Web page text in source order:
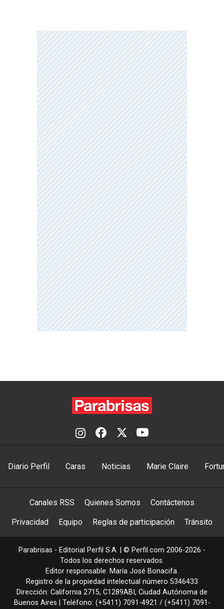
Diario Perfil Caras Noticias Marie Claire
Canales RSS Quienes Somos Contáctenos
Privacidad Equipo Reglas de participación Tránsito
Parabrisas - Editorial Perfil S.A. | © Perfil.com 2006-2026 -
Todos los derechos reservados.
Editor responsable: María José Bonacifa.
Registro de la propiedad intelectual número 5346433
Dirección: California 2715, C1289ABI , Ciudad Autónoma de
Buenos Aires | Teléfono: (+5411) 7091-4921 / (+5411) 7091-